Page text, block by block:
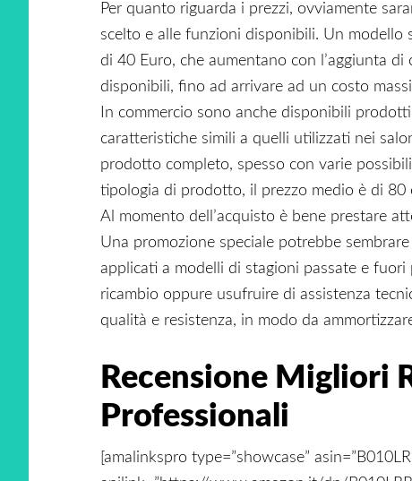
Per quanto riguarda i prezzi, ovviamente
scelto e alle funzioni disponibili. Un
di 40 Euro, che aumentano con l’aggiunta
disponibili, fino ad arrivare ad un costo
In commercio sono anche disponibili
caratteristiche simili a quelli utilizzati nei
prodotto completo, spesso con varie
tipologia di prodotto, il prezzo medio è di 80
Al momento dell’acquisto è bene prestare
Una promozione speciale potrebbe
applicati a modelli di stagioni passate e
ricambio oppure usufruire di assistenza
qualità e resistenza, in modo da
Recensione Migliori
Professionali
[amalinkspro type=”showcase”